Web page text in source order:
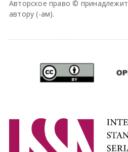
Авторское право © принадлежит
автору (-ам).